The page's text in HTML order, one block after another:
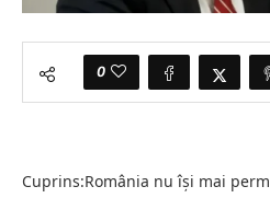
0
Cuprins:România nu își mai